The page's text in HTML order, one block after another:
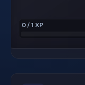
0 / 1 XP